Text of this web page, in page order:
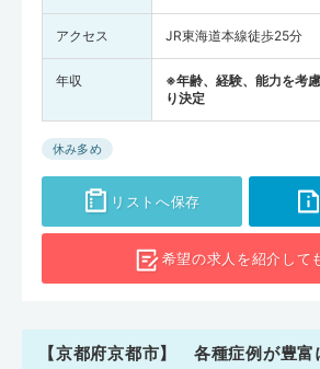
アクセス JR東海道本線徒歩25分
年収
※年齢、経験、能力を考
り決定
休み多め
リストへ保存
希望の求人を紹介して
【京都府京都市】 各種症例が豊富